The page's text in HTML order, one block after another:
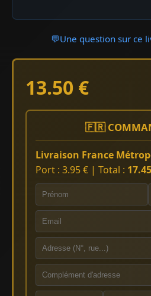
💬Une question sur ce
13.50 €
🇫🇷
Livraison France
Port : 3.95 € | Total :